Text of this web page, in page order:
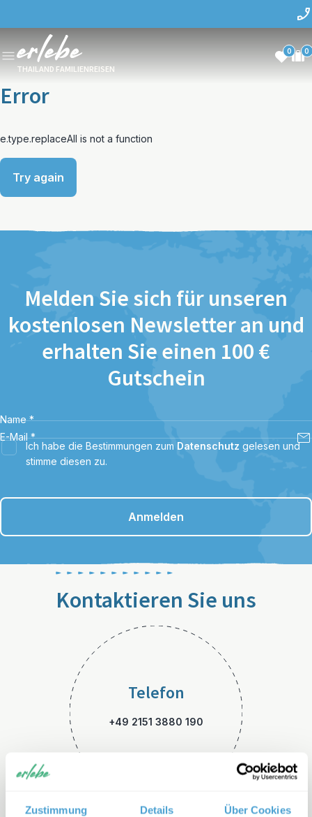
Zustimmung Details Über Cookies
THAILAND FAMILIENREISEN
0 0
Error
e.type.replaceAll is not a function
Try again
Melden Sie sich für unseren
kostenlosen Newsletter an und
erhalten Sie einen 100 €
Gutschein
Name *
E-Mail *
Ich habe die Bestimmungen zum Datenschutz gelesen und
stimme diesen zu.
Anmelden
Kontaktieren Sie uns
Telefon
+49 2151 3880 190